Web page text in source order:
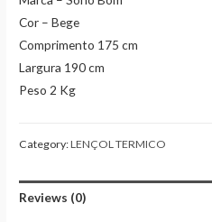
Cor – Bege
Comprimento 175 cm
Largura 190 cm
Peso 2 Kg
Category:LENÇOL TERMICO
Reviews (0)